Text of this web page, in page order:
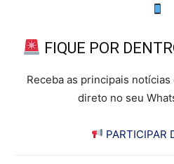
FIQUE POR
Receba as principais notícias
direto no seu
PARTICIPAR